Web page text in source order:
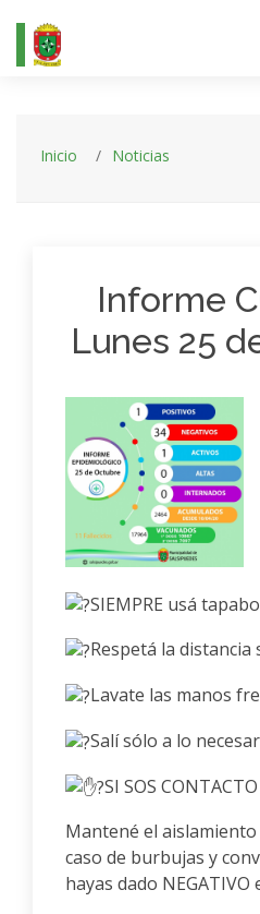
Inicio Noticias
Informe
Lunes 25
SIEMPRE usá
Respetá la distancia
Lavate las manos
Salí sólo a lo
SI SOS
Mantené el
caso de burbujas y
hayas dado